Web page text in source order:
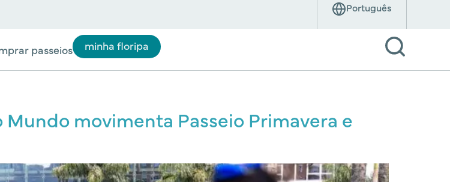
passeios minha floripa
movimenta Passeio Primavera e